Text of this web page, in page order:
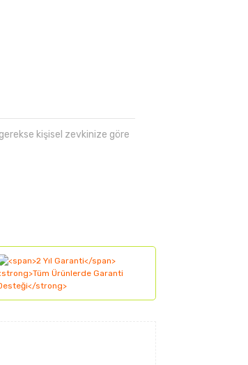
kişisel zevkinize göre